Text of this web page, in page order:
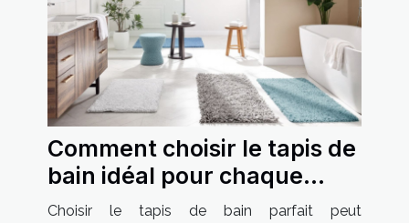
Comment choisir le tapis de
bain idéal pour chaque
style de salle de bain ?
Choisir le tapis de bain parfait peut